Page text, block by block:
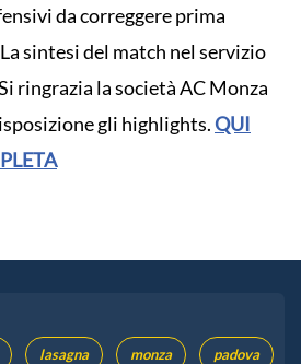
da correggere prima
sintesi del match nel servizio
ringrazia la società AC Monza
gli highlights.QUI
lasagna monza padova